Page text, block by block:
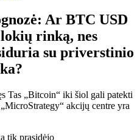
Ar BTC USD
rinką, nes
su priverstinio
Tas „Bitcoin“ iki šiol gali patekti
akcijų centre yra
tik prasidėjo